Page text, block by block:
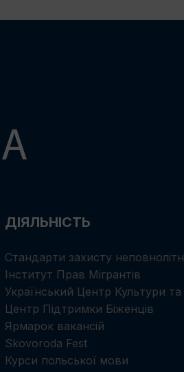
ДІЯЛЬНІСТЬ
Стандарти захисту
Інститут Прав Мігрантів
Український Центр Культури
Центр Підтримки Біженців
Ярмарок вакансій
Skovoroda Fest
Курси польської мови